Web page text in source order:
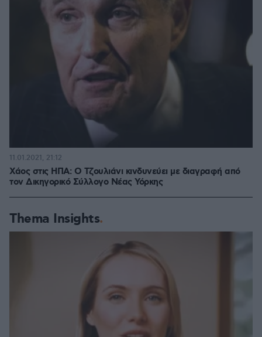
Χάος στις ΗΠΑ: Ο Τζουλιάνι κινδυνεύει με διαγραφή από
τον Δικηγορικό Σύλλογο Νέας Υόρκης
11.01.2021, 21:12
Thema Insights